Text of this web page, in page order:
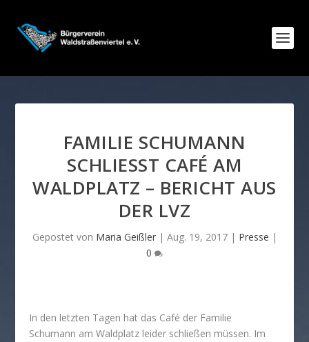
FAMILIE SCHUMANN
SCHLIESST CAFÉ AM W
ALDPLATZ – BERICHT AUS D
ER LVZ
Gepostet von Maria Geißler| Aug. 19, 2017| Presse |
0
In den letzten Tagen hat das Café der Familie
Schumann am Waldplatz leider schließen müssen. Im